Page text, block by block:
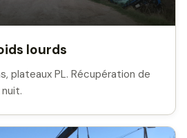
lourds
plateaux PL. Récupération de